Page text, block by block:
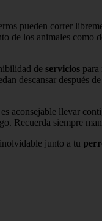
pueden correr
de los animales como
de servicios para
descansar
aconsejable llevar
Recuerda siempre
junto a tu